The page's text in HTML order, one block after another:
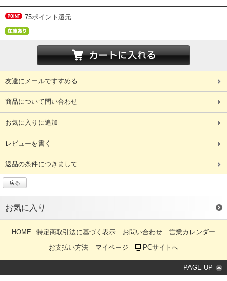
75ポイント還元
友達にメールですすめる
商品について問い合わせ
お気に入りに追加
レビューを書く
返品の条件につきまして
戻る
お気に入り
HOME 特定商取引法に基づく表示 お問い合わせ
営業カレンダー
お支払い方法
マイページ PCサイトへ
PAGE UP